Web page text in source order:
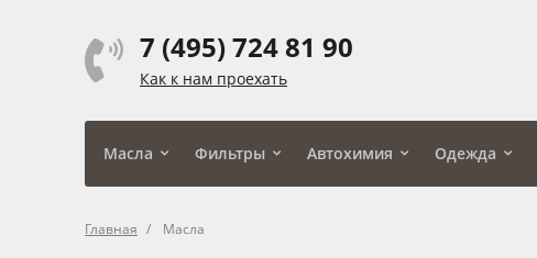
7 (495) 724 81 90
Как к нам проехать
Масла Фильтры Автохимия Одежда
Главная Масла